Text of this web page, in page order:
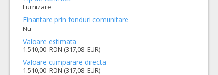
Furnizare
Finantare prin fonduri comunitare
Nu
Valoare estimata
1.510,00 RON (317,08 EUR)
Valoare cumparare directa
1.510,00 RON (317,08 EUR)